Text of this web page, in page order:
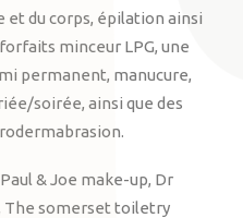
et du corps, épilation ainsi
minceur LPG, une
permanent, manucure,
soirée, ainsi que des
& Joe make-up, Dr
The somerset toiletry